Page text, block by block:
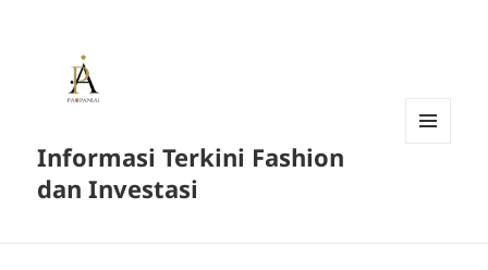
Informasi Terkini Fashion
dan Investasi